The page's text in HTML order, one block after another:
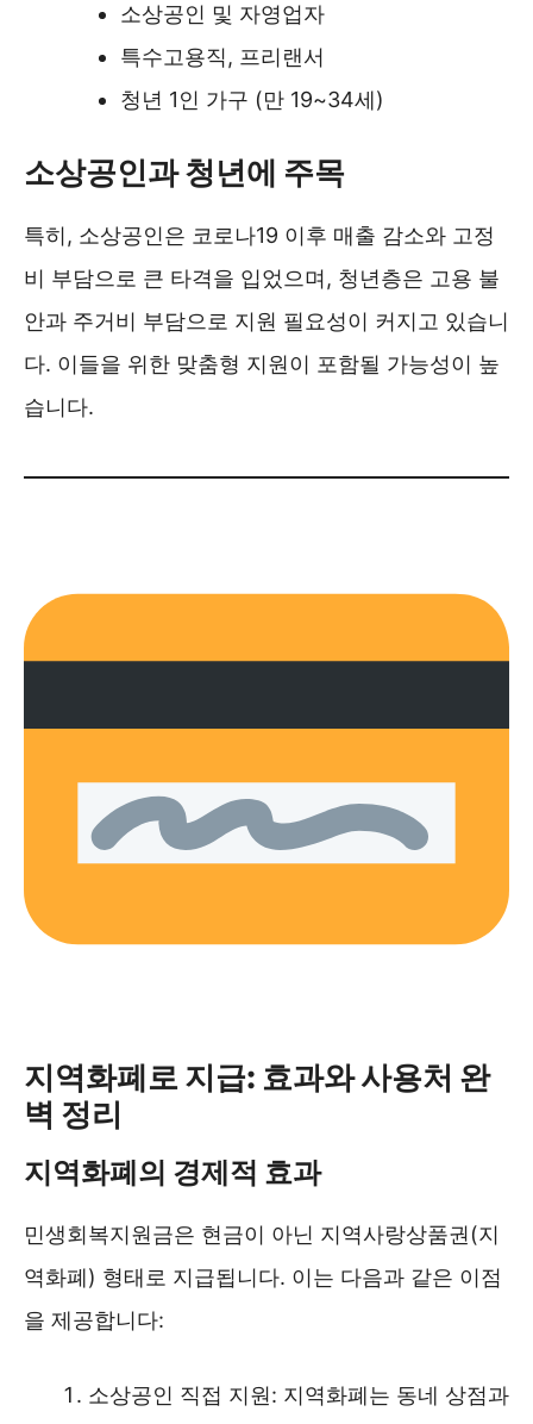
소상공인 및 자영업자
특수고용직, 프리랜서
청년 1인 가구 (만 19~34세)
소상공인과 청년에 주목
특히, 소상공인은 코로나19 이후 매출 감소와 고정
비 부담으로 큰 타격을 입었으며, 청년층은 고용 불
안과 주거비 부담으로 지원 필요성이 커지고 있습니
다. 이들을 위한 맞춤형 지원이 포함될 가능성이 높
습니다.
지역화폐로 지급: 효과와 사용처 완
벽 정리
지역화폐의 경제적 효과
민생회복지원금은 현금이 아닌 지역사랑상품권(지
역화폐) 형태로 지급됩니다. 이는 다음과 같은 이점
을 제공합니다:
소상공인 직접 지원: 지역화폐는 동네 상점과